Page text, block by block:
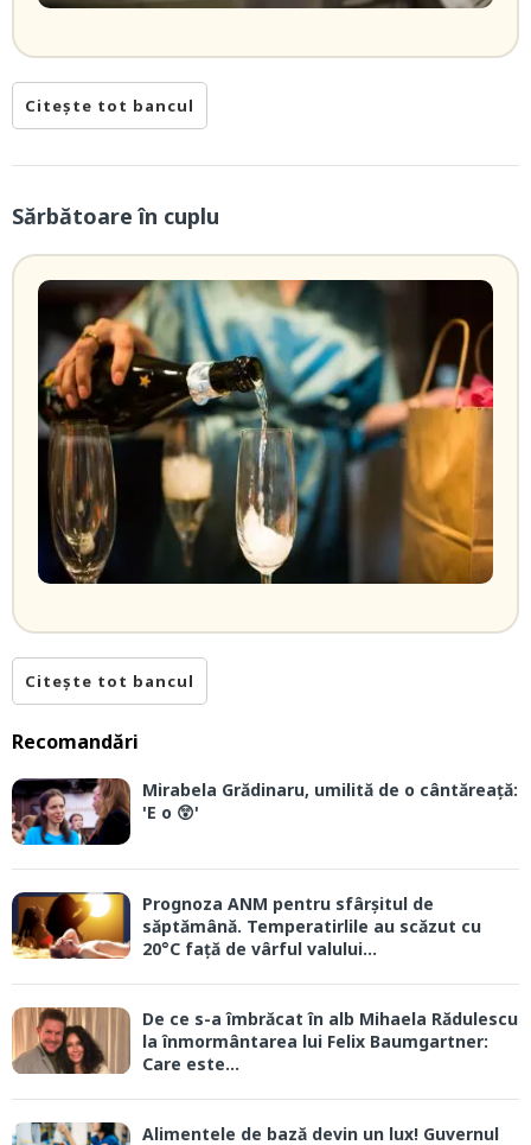
Citește tot bancul
Sărbătoare în cuplu
Citește tot bancul
Recomandări
Mirabela Grădinaru, umilită de o cântăreață:
'E o 😲'
Prognoza ANM pentru sfârșitul de
săptămână. Temperatirlile au scăzut cu
20°C față de vârful valului...
De ce s-a îmbrăcat în alb Mihaela Rădulescu
la înmormântarea lui Felix Baumgartner:
Care este...
Alimentele de bază devin un lux! Guvernul